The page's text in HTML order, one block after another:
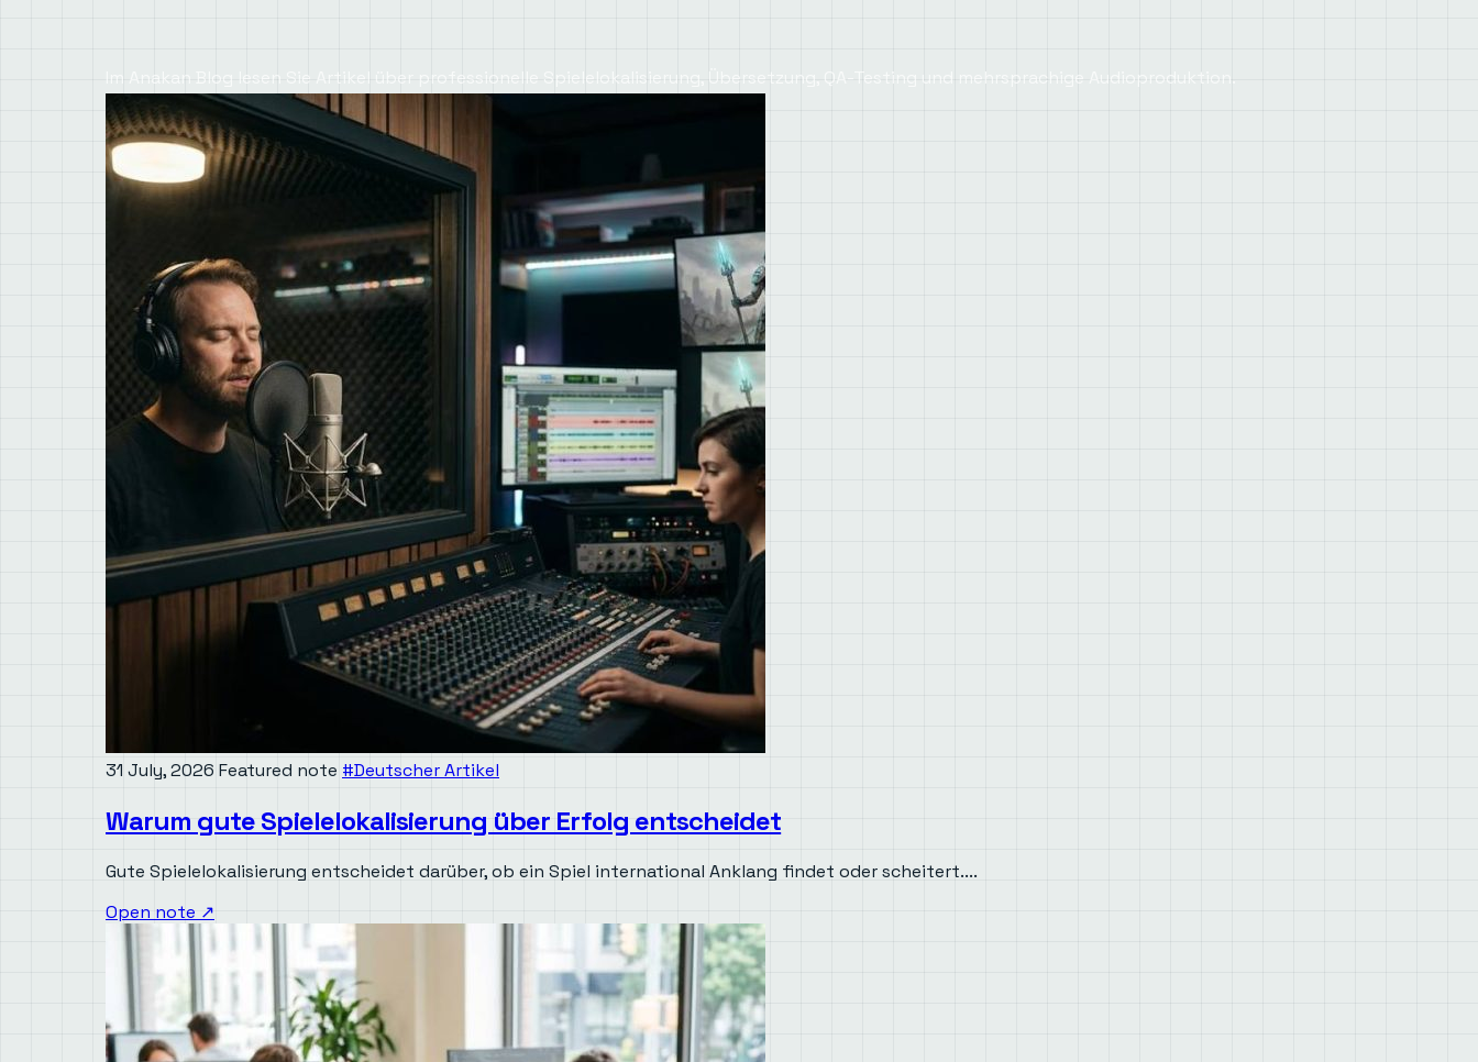
Im Anakan Blog lesen Sie Artikel über professionelle Spielelokalisierung, Übersetzung, QA-Testing und mehrsprachige Audioproduktion.
31 July, 2026 Featured note #Deutscher Artikel
Warum gute Spielelokalisierung über Erfolg entscheidet
Gute Spielelokalisierung entscheidet darüber, ob ein Spiel international Anklang findet oder scheitert....
Open note ↗